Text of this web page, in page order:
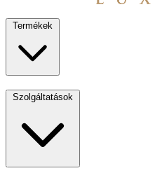
Termékek
Szolgáltatások